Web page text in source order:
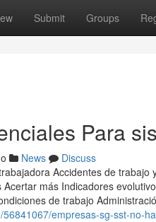
Submit Groups
Para
News
Discuss
Accidentes de
más Indicadores
de trabajo
empresas-sg-sst-no-